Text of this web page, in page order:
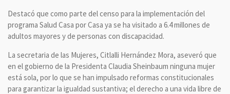
Destacó que como parte del censo para la implementación del
programa Salud Casa por Casa ya se ha visitado a 6.4 millones de
adultos mayores y de personas con discapacidad.
La secretaria de las Mujeres, Citlalli Hernández Mora, aseveró que
en el gobierno de la Presidenta Claudia Sheinbaum ninguna mujer
está sola, por lo que se han impulsado reformas constitucionales
para garantizar la igualdad sustantiva; el derecho a una vida libre de